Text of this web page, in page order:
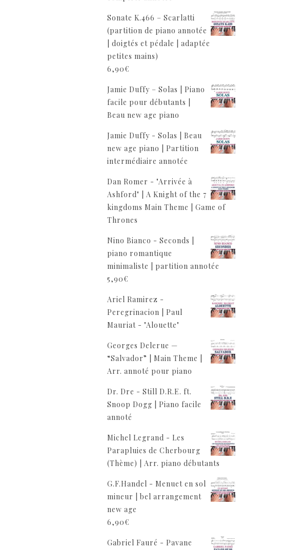
Sonate K.466 – Scarlatti
(partition de piano annotée
| doigtés et pédale | adaptée
petites mains)
6,90€
Jamie Duffy – Solas | Piano
facile pour débutants |
Beau new age piano
Jamie Duffy - Solas | Beau
new age piano | Partition
intermédiaire annotée
Dan Romer - "Arrivée à
Ashford" | A Knight of the 7
kingdoms Main Theme | Game of
Thrones
Nino Bianco - Seconds |
piano romantique
minimaliste | partition annotée
5,90€
Ariel Ramirez -
Peregrinacion | Paul
Mauriat - "Alouette"
Georges Delerue —
“Salvador” | Main Theme |
Arr. annoté pour piano
Dr. Dre - Still D.R.E. ft.
Snoop Dogg | Piano facile
annoté
Michel Legrand - Les
Parapluies de Cherbourg
(Thème) | Arr. piano débutants
G.F.Handel - Menuet en sol
mineur | bel arrangement
new age
6,90€
Gabriel Fauré - Pavane